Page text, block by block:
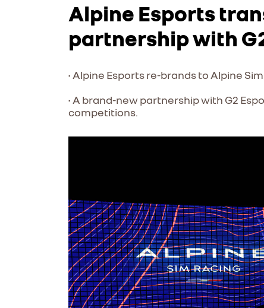
Alpine Esports
partnership with
• Alpine Esports re-brands to Alpine
• A brand-new partnership with G2
competitions.